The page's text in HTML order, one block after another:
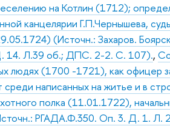
на Котлин (1712);
канцелярии Г.П.Чернышева,
(Источн.: Захаров.
14. Л.39 об.; ДПС. 2-2. С. 107).,
людях (1700 -1721), как офицер
написанных на житье и в
полка (11.01.1722),
РГАДА.Ф.350. Оп. 3. Д. 1. Л.